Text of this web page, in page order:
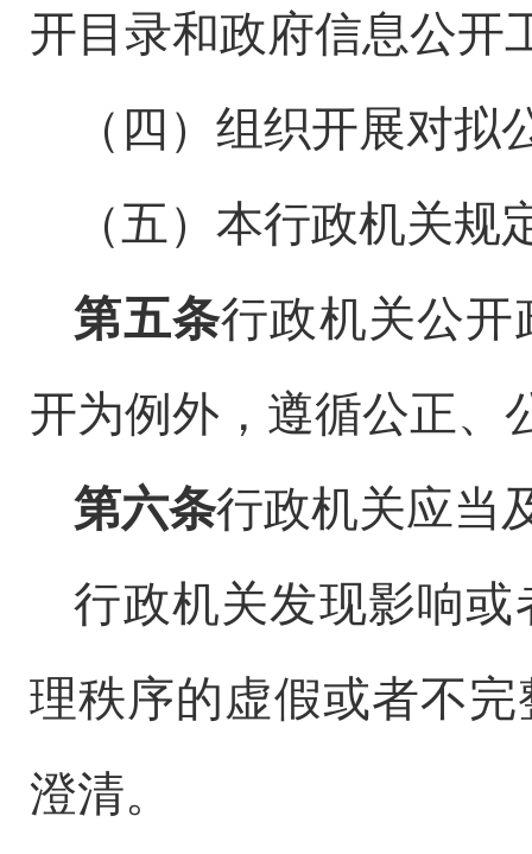
开目录和政府信息公开
（四）组织开展对
（五）本行政机关
第五条行政机关公开
开为例外，遵循公正、
第六条行政机关应当
行政机关发现影响
理秩序的虚假或者不
澄清。